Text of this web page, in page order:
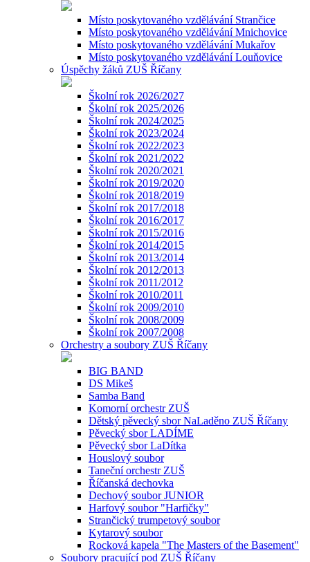
Místo poskytovaného vzdělávání Strančice
Místo poskytovaného vzdělávání Mnichovice
Místo poskytovaného vzdělávání Mukařov
Místo poskytovaného vzdělávání Louňovice
Úspěchy žáků ZUŠ Říčany
Školní rok 2026/2027
Školní rok 2025/2026
Školní rok 2024/2025
Školní rok 2023/2024
Školní rok 2022/2023
Školní rok 2021/2022
Školní rok 2020/2021
Školní rok 2019/2020
Školní rok 2018/2019
Školní rok 2017/2018
Školní rok 2016/2017
Školní rok 2015/2016
Školní rok 2014/2015
Školní rok 2013/2014
Školní rok 2012/2013
Školní rok 2011/2012
Školní rok 2010/2011
Školní rok 2009/2010
Školní rok 2008/2009
Školní rok 2007/2008
Orchestry a soubory ZUŠ Říčany
BIG BAND
DS Mikeš
Samba Band
Komorní orchestr ZUŠ
Dětský pěvecký sbor NaLaděno ZUŠ Říčany
Pěvecký sbor LADÍME
Pěvecký sbor LaDítka
Houslový soubor
Taneční orchestr ZUŠ
Říčanská dechovka
Dechový soubor JUNIOR
Harfový soubor "Harfičky"
Strančický trumpetový soubor
Kytarový soubor
Rocková kapela "The Masters of the Basement"
Soubory pracující pod ZUŠ Říčany